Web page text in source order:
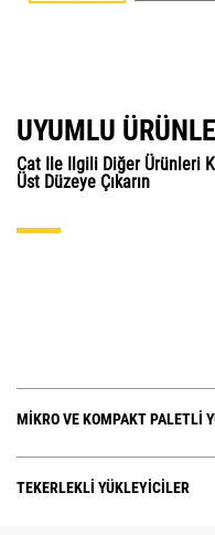
UYUMLU
Cat Ile Ilgili Diğer Ürünleri
Üst Düzeye Çıkarın
MIKRO VE KOMPAKT PALETLI
TEKERLEKLI YÜKLEYICILER